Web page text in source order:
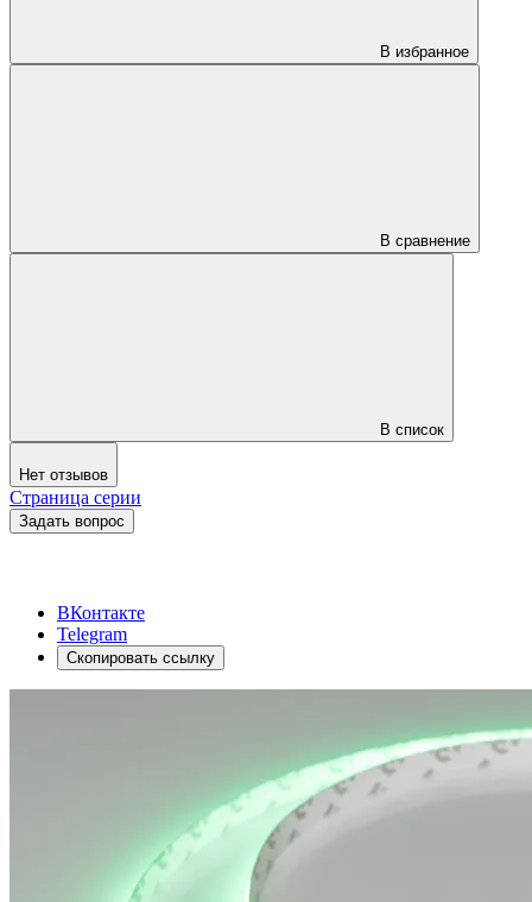
В избранное
В сравнение
В список
Нет отзывов
Страница серии
Задать вопрос
ВКонтакте
Telegram
Скопировать ссылку